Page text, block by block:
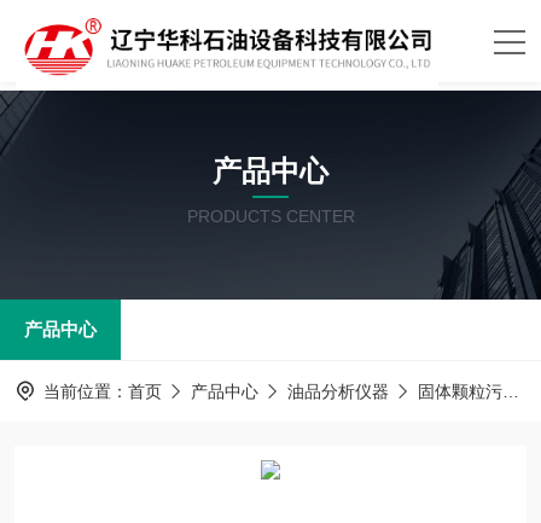
产品中心
PRODUCTS CENTER
产品中心
当前位置： 首页 产品中心 油品分析仪器 固体颗粒污染物